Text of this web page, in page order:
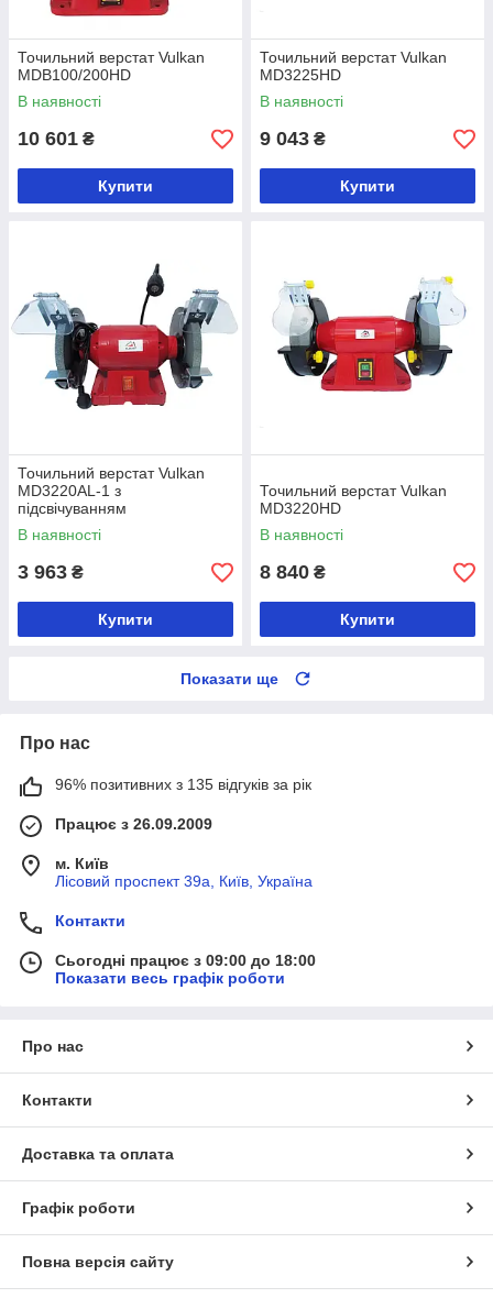
Точильний верстат Vulkan
MDB100/200HD
В наявності
10 601 ₴
Купити
Точильний верстат Vulkan
MD3225HD
В наявності
9 043 ₴
Купити
Точильний верстат Vulkan
MD3220AL-1 з
підсвічуванням
В наявності
3 963 ₴
Купити
Точильний верстат Vulkan
MD3220HD
В наявності
8 840 ₴
Купити
Показати ще
Про нас
96% позитивних з 135 відгуків за рік
Працює з 26.09.2009
м. Київ
Лісовий проспект 39а, Київ, Україна
Контакти
Сьогодні працює з 09:00 до 18:00
Показати весь графік роботи
Про нас
Контакти
Доставка та оплата
Графік роботи
Повна версія сайту